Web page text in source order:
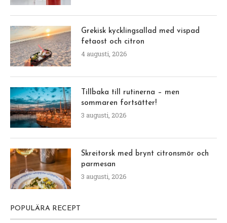
Grekisk kycklingsallad med vispad
fetaost och citron
4 augusti, 2026
Tillbaka till rutinerna – men
sommaren fortsätter!
3 augusti, 2026
Skreitorsk med brynt citronsmör och
parmesan
3 augusti, 2026
POPULÄRA RECEPT